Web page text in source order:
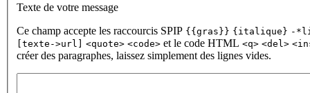
Texte de votre message
Ce champ accepte les raccourcis SPIP {{gras}} {italique} -
[texte->url] <quote> <code> et le code HTML <q> <del>
créer des paragraphes, laissez simplement des lignes vides.